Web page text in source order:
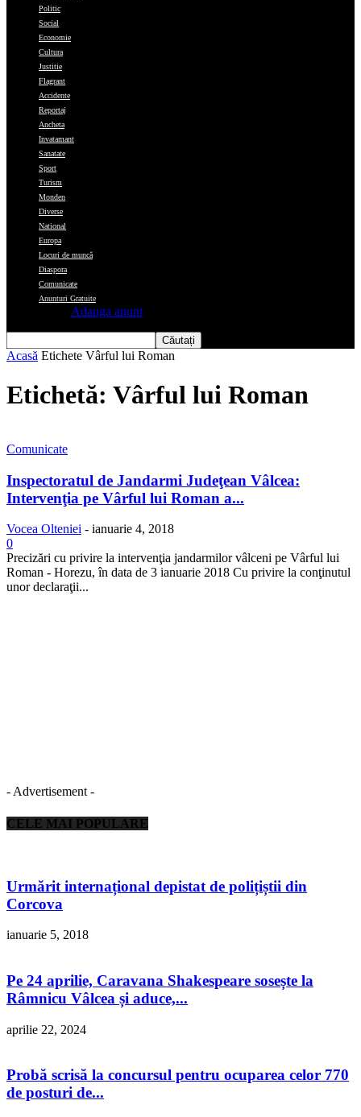
Politic
Social
Economie
Cultura
Justitie
Flagrant
Accidente
Reportaj
Ancheta
Invatamant
Sanatate
Sport
Turism
Monden
Diverse
National
Europa
Locuri de muncă
Diaspora
Comunicate
Anunturi Gratuite
Adauga anunt
Acasă Etichete Vârful lui Roman
Etichetă: Vârful lui Roman
Comunicate
Inspectoratul de Jandarmi Judeţean Vâlcea:
Intervenţia pe Vârful lui Roman a...
Vocea Olteniei - ianuarie 4, 2018
0
Precizări cu privire la intervenţia jandarmilor vâlceni pe Vârful lui
Roman - Horezu, în data de 3 ianuarie 2018 Cu privire la conţinutul
unor declaraţii...
- Advertisement -
CELE MAI POPULARE
Urmărit internațional depistat de polițiștii din
Corcova
ianuarie 5, 2018
Pe 24 aprilie, Caravana Shakespeare sosește la
Râmnicu Vâlcea și aduce,...
aprilie 22, 2024
Probă scrisă la concursul pentru ocuparea celor 770
de posturi de...